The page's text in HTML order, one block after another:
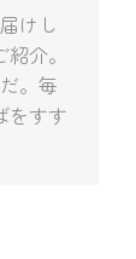
けし
介。
。毎
をすす